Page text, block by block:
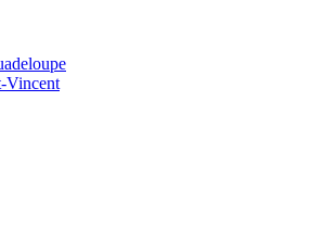
Vincent